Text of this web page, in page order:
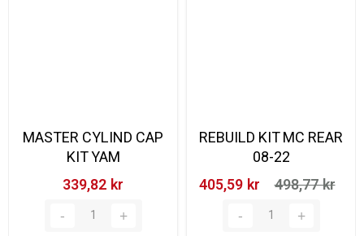
MASTER CYLIND CAP
KIT YAM
339,82 kr‎
REBUILD KIT MC REAR
08-22
405,59 kr‎
498,77 kr‎